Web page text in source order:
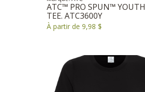
ATC™ PRO SPUN™ YOUTH
TEE. ATC3600Y
À partir de 9,98 $